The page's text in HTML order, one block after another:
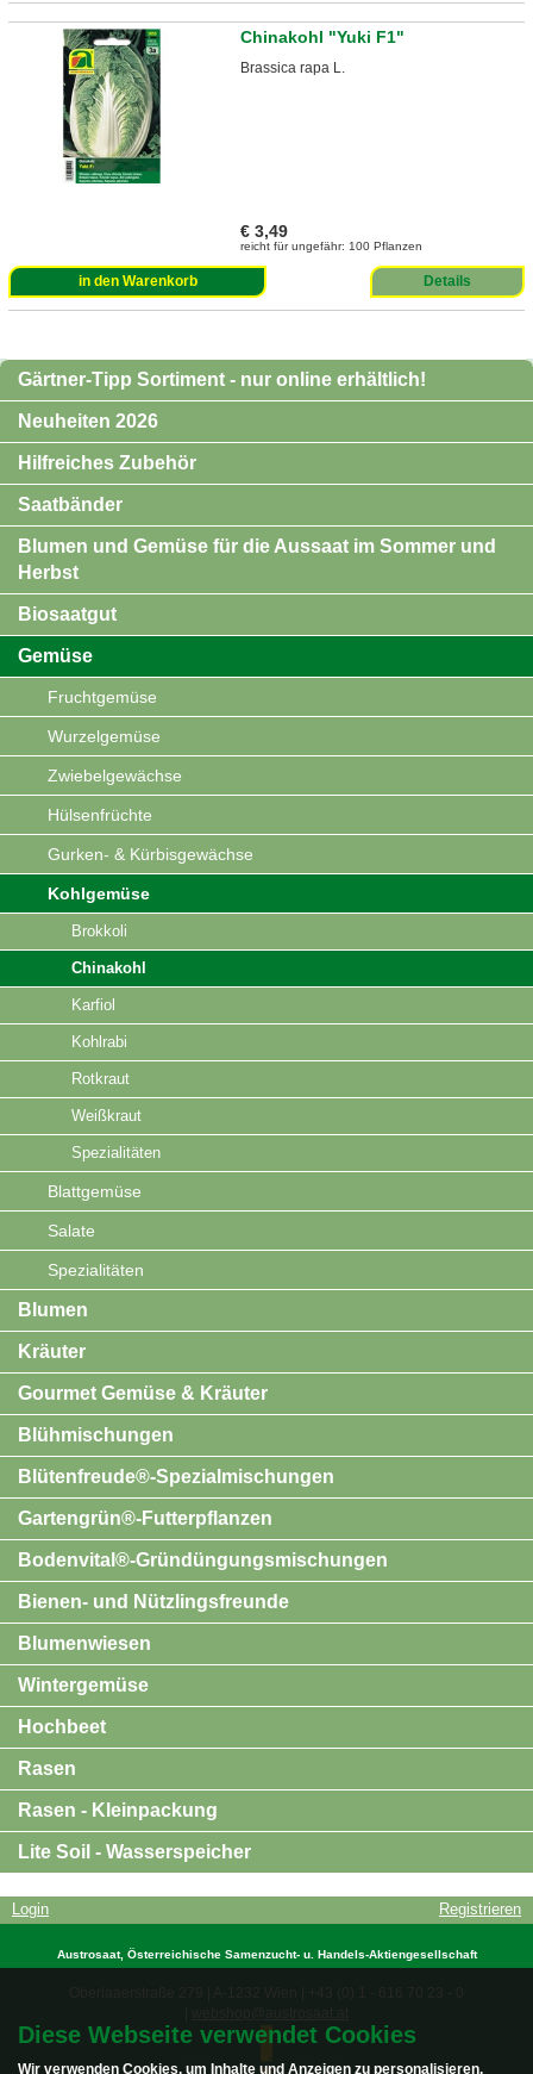
Chinakohl "Yuki F1"
Brassica rapa L.
€ 3,49
reicht für ungefähr: 100 Pflanzen
in den Warenkorb Details
Gärtner-Tipp Sortiment - nur online erhältlich!
Neuheiten 2026
Hilfreiches Zubehör
Saatbänder
Blumen und Gemüse für die Aussaat im Sommer und
Herbst
Biosaatgut
Gemüse
Fruchtgemüse
Wurzelgemüse
Zwiebelgewächse
Hülsenfrüchte
Gurken- & Kürbisgewächse
Kohlgemüse
Brokkoli
Chinakohl
Karfiol
Kohlrabi
Rotkraut
Weißkraut
Spezialitäten
Blattgemüse
Salate
Spezialitäten
Blumen
Kräuter
Gourmet Gemüse & Kräuter
Blühmischungen
Blütenfreude®-Spezialmischungen
Gartengrün®-Futterpflanzen
Bodenvital®-Gründüngungsmischungen
Bienen- und Nützlingsfreunde
Blumenwiesen
Wintergemüse
Hochbeet
Rasen
Rasen - Kleinpackung
Lite Soil - Wasserspeicher
Login Registrieren
Austrosaat, Österreichische Samenzucht- u. Handels-Aktiengesellschaft
Vertrag widerrufen
Diese Webseite verwendet Cookies
Wir verwenden Cookies, um Inhalte und Anzeigen zu personalisieren,